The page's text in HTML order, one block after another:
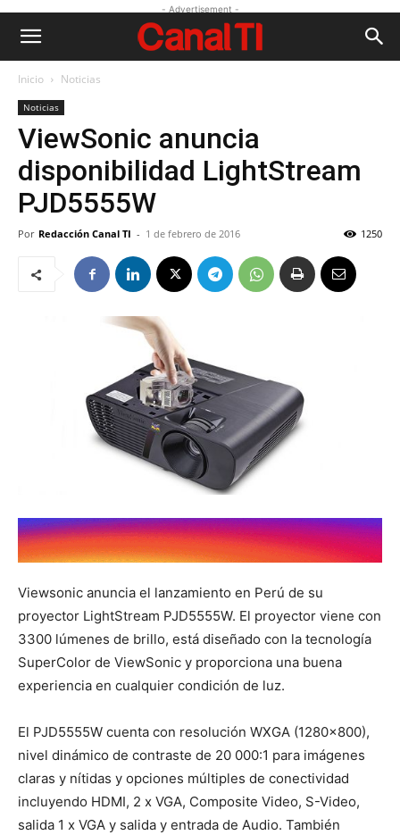
- Advertisement -
Inicio Noticias
Noticias
ViewSonic anuncia
disponibilidad LightStream
PJD5555W
Por Redacción Canal TI - 1 de febrero de 2016 1250
Viewsonic anuncia el lanzamiento en Perú de su
proyector LightStream PJD5555W. El proyector viene con
3300 lúmenes de brillo, está diseñado con la tecnología
SuperColor de ViewSonic y proporciona una buena
experiencia en cualquier condición de luz.
El PJD5555W cuenta con resolución WXGA (1280×800),
nivel dinámico de contraste de 20 000:1 para imágenes
claras y nítidas y opciones múltiples de conectividad
incluyendo HDMI, 2 x VGA, Composite Video, S-Video,
salida 1 x VGA y salida y entrada de Audio. También